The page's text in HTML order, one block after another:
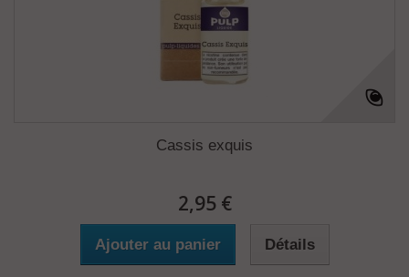
Cassis exquis
2,95 €
Ajouter au panier Détails